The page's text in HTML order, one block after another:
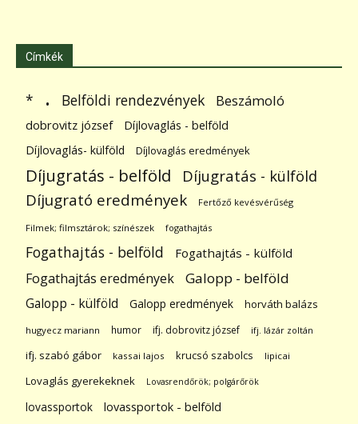
Címkék
* . Belföldi rendezvények Beszámoló
dobrovitz józsef
Díjlovaglás - belföld
Díjlovaglás- külföld
Díjlovaglás eredmények
Díjugratás - belföld Díjugratás - külföld
Díjugrató eredmények Fertőző kevésvérűség
Filmek; filmsztárok; színészek fogathajtás
Fogathajtás - belföld Fogathajtás - külföld
Fogathajtás eredmények Galopp - belföld
Galopp - külföld Galopp eredmények horváth balázs
hugyecz mariann humor ifj. dobrovitz józsef ifj. lázár zoltán
ifj. szabó gábor kassai lajos krucsó szabolcs lipicai
Lovaglás gyerekeknek Lovasrendőrök; polgárőrök
lovassportok lovassportok - belföld